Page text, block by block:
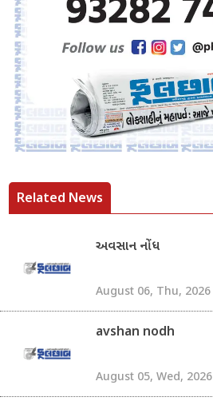
Related News
અવસાન નોંધ
August 06, Thu, 2026
avshan nodh
August 05, Wed, 2026